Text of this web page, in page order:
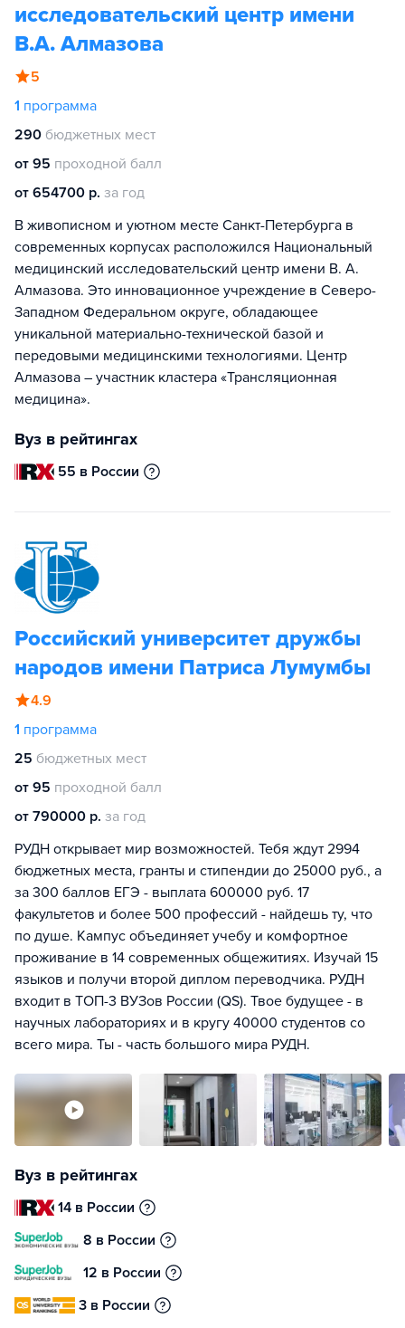
исследовательский центр имени
В.А. Алмазова
5
1 программа
290 бюджетных мест
от 95 проходной балл
от 654700 р. за год
В живописном и уютном месте Санкт-Петербурга в
современных корпусах расположился Национальный
медицинский исследовательский центр имени В. А.
Алмазова. Это инновационное учреждение в Северо-
Западном Федеральном округе, обладающее
уникальной материально-технической базой и
передовыми медицинскими технологиями. Центр
Алмазова – участник кластера «Трансляционная
медицина».
Вуз в рейтингах
55 в России
Российский университет дружбы
народов имени Патриса Лумумбы
4.9
1 программа
25 бюджетных мест
от 95 проходной балл
от 790000 р. за год
РУДН открывает мир возможностей. Тебя ждут 2994
бюджетных места, гранты и стипендии до 25000 руб., а
за 300 баллов ЕГЭ - выплата 600000 руб. 17
факультетов и более 500 профессий - найдешь ту, что
по душе. Кампус объединяет учебу и комфортное
проживание в 14 современных общежитиях. Изучай 15
языков и получи второй диплом переводчика. РУДН
входит в ТОП-3 ВУЗов России (QS). Твое будущее - в
научных лабораториях и в кругу 40000 студентов со
всего мира. Ты - часть большого мира РУДН.
Вуз в рейтингах
14 в России
8 в России
12 в России
3 в России